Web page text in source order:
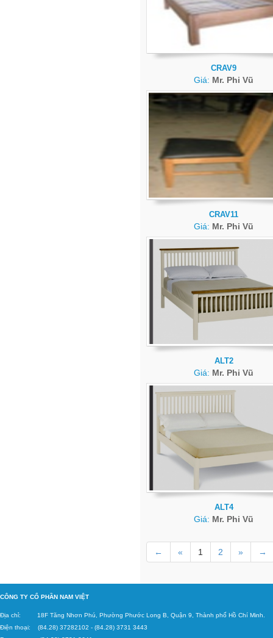
CRAV9
Giá: Mr. Phi Vũ
CRAV11
Giá: Mr. Phi Vũ
ALT2
Giá: Mr. Phi Vũ
ALT4
Giá: Mr. Phi Vũ
← « 1 2 » →
CÔNG TY CỔ PHẦN NAM VIỆT
Địa chỉ: 18F Tăng Nhơn Phú, Phường Phước Long B, Quận 9, Thành phố Hồ Chí Minh.
Điện thoại: (84.28) 37282102 - (84.28) 3731 3443